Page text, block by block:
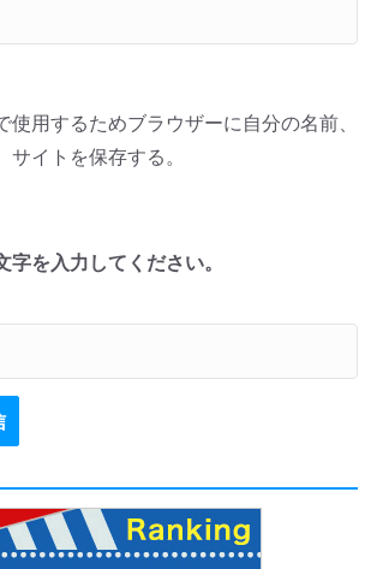
使用するためブラウザーに自分の名前、
サイトを保存する。
字を入力してください。